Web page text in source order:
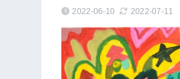
2022-06-10 2022-07-11